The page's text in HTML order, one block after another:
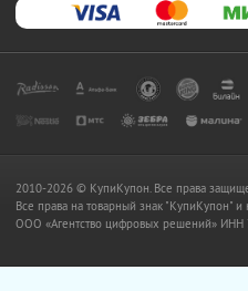
2010-2026 © КупиКупон. Все права
Все права на товарный знак "КупиКупон"
OOO «Агентство цифровых решений»